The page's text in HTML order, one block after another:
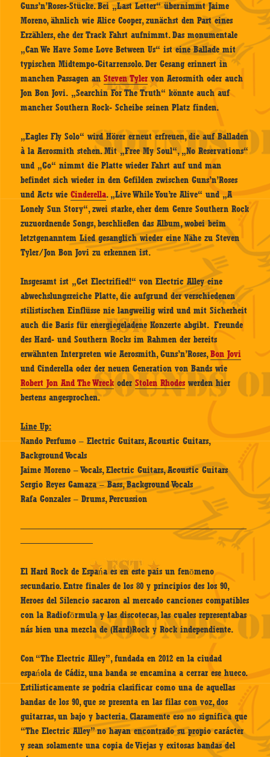
Guns’n’Roses-Stücke. Bei „Last Letter“ übernimmt Jaime
Moreno, ähnlich wie Alice Cooper, zunächst den Part eines
Erzählers, ehe der Track Fahrt aufnimmt. Das monumentale
„Can We Have Some Love Between Us“ ist eine Ballade mit
typischen Midtempo-Gitarrensolo. Der Gesang erinnert in
manchen Passagen anSteven Tylervon Aerosmith oder auch
Jon Bon Jovi. „Searchin For The Truth“ könnte auch auf
mancher Southern Rock- Scheibe seinen Platz finden.
„Eagles Fly Solo“ wird Hörer erneut erfreuen, die auf Balladen
à la Aerosmith stehen. Mit „Free My Soul“, „No Reservations“
und „Go“ nimmt die Platte wieder Fahrt auf und man
befindet sich wieder in den Gefilden zwischen Guns’n’Roses
und Acts wieCinderella. „Live While You’re Alive“ und „A
Lonely Sun Story“, zwei starke, eher dem Genre Southern Rock
zuzuordnende Songs, beschließen das Album, wobei beim
letztgenanntem Lied gesanglich wieder eine Nähe zu Steven
Tyler/Jon Bon Jovi zu erkennen ist.
Insgesamt ist „Get Electrified!“ von Electric Alley eine
abwechslungsreiche Platte, die aufgrund der verschiedenen
stilistischen Einflüsse nie langweilig wird und mit Sicherheit
auch die Basis für energiegeladene Konzerte abgibt. Freunde
des Hard- und Southern Rocks im Rahmen der bereits
erwähnten Interpreten wie Aerosmith, Guns’n’Roses,Bon Jovi
und Cinderella oder der neuen Generation von Bands wie
Robert Jon And The Wreck oderStolen Rhodes werden hier
bestens angesprochen.
Line Up:
Nando Perfumo – Electric Guitars, Acoustic Guitars,
Background Vocals
Jaime Moreno – Vocals, Electric Guitars, Acoustic Guitars
Sergio Reyes Gamaza – Bass, Background Vocals
Rafa Gonzales – Drums, Percussion
—————————————————————————
————————
El Hard Rock de Espańa es en este pais un fenōmeno
secundario. Entre finales de los 80 y principios des los 90,
Heroes del Silencio sacaron al mercado canciones compatibles
con la Radiofōrmula y las discotecas, las cuales representabas
nás bien una mezcla de (Hard)Rock y Rock independiente.
Con “The Electric Alley”, fundada en 2012 en la ciudad
espańola de Cádiz, una banda se encamina a cerrar ese hueco.
Estilisticamente se podria clasificar como una de aquellas
bandas de los 90, que se presenta en las filas con voz, dos
guitarras, un bajo y bacteria. Claramente eso no significa que
“The Electric Alley” no hayan encontrado su propio carácter
y sean solamente una copia de Viejas y exitosas bandas del